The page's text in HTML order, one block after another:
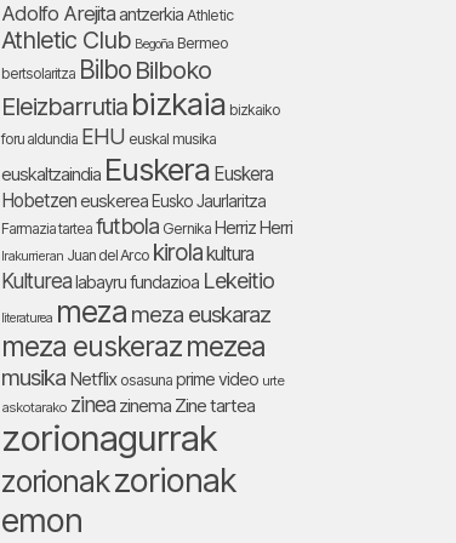
Adolfo Arejitaantzerkia Athletic
Athletic Club Begoña Bermeo
bertsolaritza Bilbo Bilboko
Eleizbarrutia bizkaia bizkaiko
foru aldundia EHU euskal musika
euskaltzaindia Euskera Euskera
Hobetzeneuskerea Eusko Jaurlaritza
Farmazia tartea futbola Gernika Herriz Herri
Irakurrieran Juan del Arco kirola kultura
Kulturealabayru fundazioa Lekeitio
literaturea meza meza euskaraz
meza euskerazmezea
musika Netflix osasuna prime video urte
askotarako zinea zinema Zine tartea
zorionagurrak
zorionakzorionak
emon